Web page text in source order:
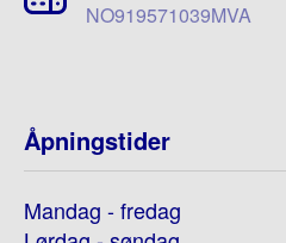
NO919571039MVA
Åpningstider
Mandag - fredag